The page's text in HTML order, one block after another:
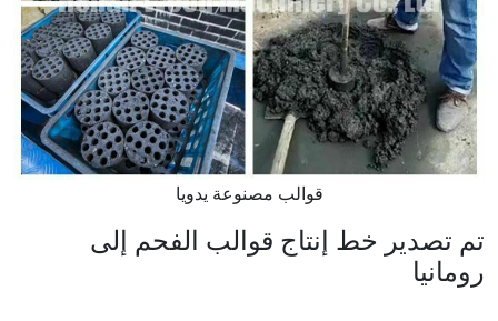
قوالب مصنوعة يدويا
تم تصدير خط إنتاج قوالب الفحم إلى
رومانيا